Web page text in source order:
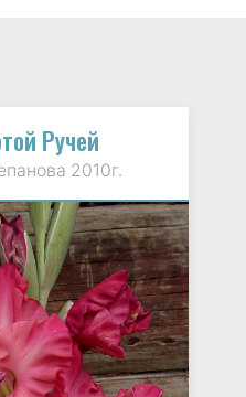
Ручей
2010г.